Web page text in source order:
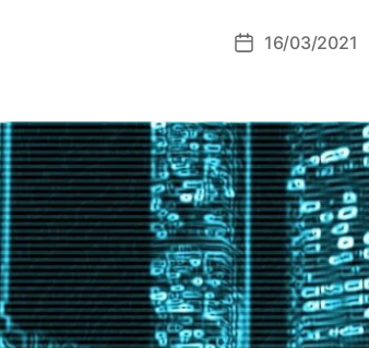
Data16/03/2021